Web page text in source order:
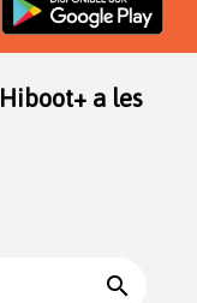
Hiboot+ a les
search